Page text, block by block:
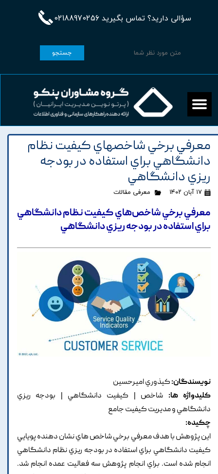
سؤالی دارید؟ تماس بگیرید 02188970256
جستجو
معرفي برخي شاخصهاي کيفيت نظام
دانشگاهي براي استفاده در بودجه
ريزي دانشگاهي
۱۷ آبان ۱۴۰۲ معرفی مقالات
معرفي برخي شاخص‌هاي کيفيت نظام دانشگاهي
براي استفاده در بودجه ريزي دانشگاهي
نویسندگان:کيذوري اميرحسين
کلیدواژه ها: شاخص | کيفيت دانشگاهي | بودجه ريزي
دانشگاهي و مديريت کيفيت جامع
چکیده:
اين پژوهش با هدف معرفي برخي شاخص هاي نشان دهنده پويايي
کيفيت دانشگاهي براي استفاده در بودجه ريزي نظام دانشگاهي
انجام شده است. براي انجام پژوهش سه فعاليت عمده انجام شد.